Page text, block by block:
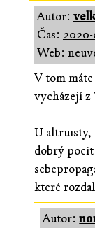
Autor:
Čas: 2020-
Web:
V tom
vycházejí z
U altruisty,
dobrý
které
Autor: